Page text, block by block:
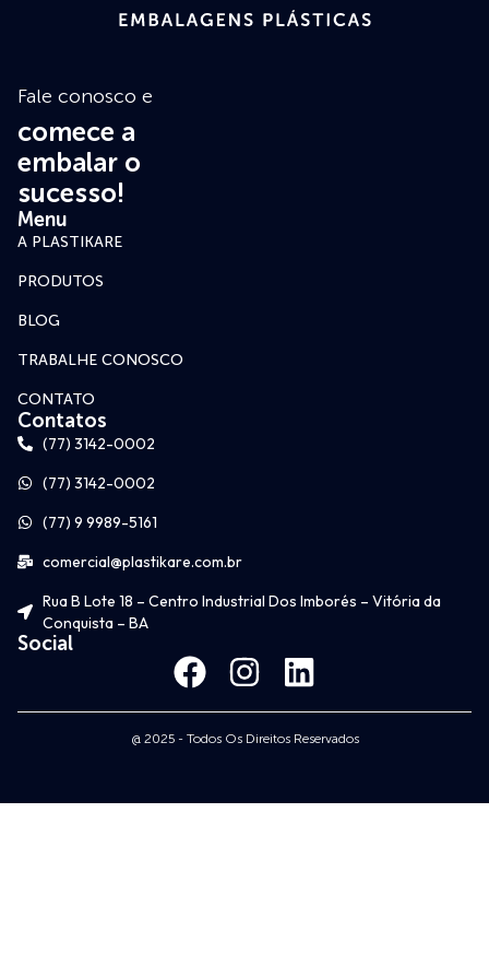
Fale conosco e
comece a
embalar o
sucesso!
Menu
A PLASTIKARE
PRODUTOS
BLOG
TRABALHE CONOSCO
CONTATO
Contatos
(77) 3142-0002
(77) 3142-0002
(77) 9 9989-5161
comercial@plastikare.com.br
Rua B Lote 18 – Centro Industrial Dos Imborés – Vitória da
Conquista – BA
Social
@ 2025 - Todos Os Direitos Reservados